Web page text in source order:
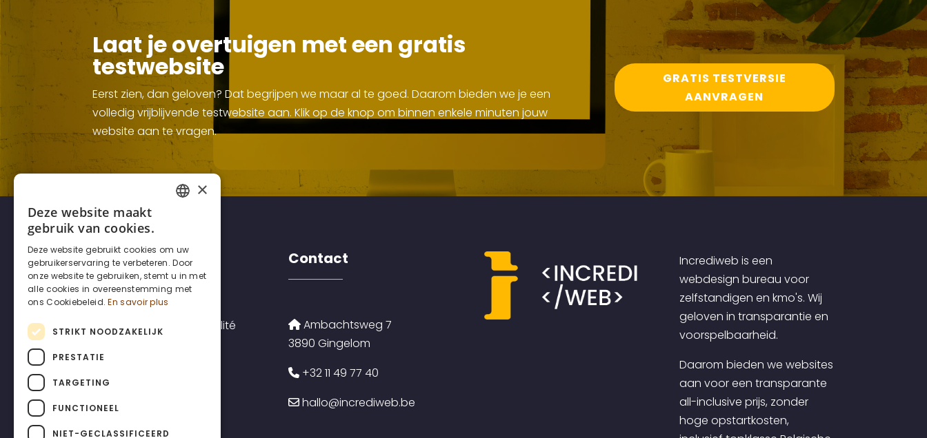
Laat je overtuigen met een gratis
testwebsite
Eerst zien, dan geloven? Dat begrijpen we maar al te goed. Daarom bieden we je een
volledig vrijblijvende testwebsite aan. Klik op de knop om binnen enkele minuten jouw
website aan te vragen.
GRATIS TESTVERSIE
AANVRAGEN
Disclaimers
Politique de confidentialité
Politique en matière de
Conditions générales
Contact
Ambachtsweg 7
3890 Gingelom
+32 11 49 77 40
hallo@incrediweb.be
Incrediweb is een
webdesign bureau voor
zelfstandigen en kmo's. Wij
geloven in transparantie en
voorspelbaarheid.
Daarom bieden we websites
aan voor een transparante
all-inclusive prijs, zonder
hoge opstartkosten,
DUTCH
ENGLISH
×
Deze website maakt
gebruik van cookies.
Deze website gebruikt cookies om uw
gebruikerservaring te verbeteren. Door
onze website te gebruiken, stemt u in met
alle cookies in overeenstemming met
ons Cookiebeleid. En savoir plus
STRIKT NOODZAKELIJK
PRESTATIE
TARGETING
FUNCTIONEEL
NIET-GECLASSIFICEERD